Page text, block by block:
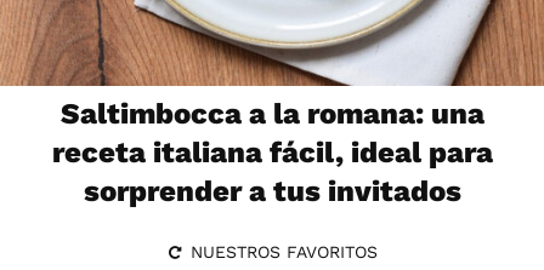
Saltimbocca a la romana: una
receta italiana fácil, ideal para
sorprender a tus invitados
NUESTROS FAVORITOS